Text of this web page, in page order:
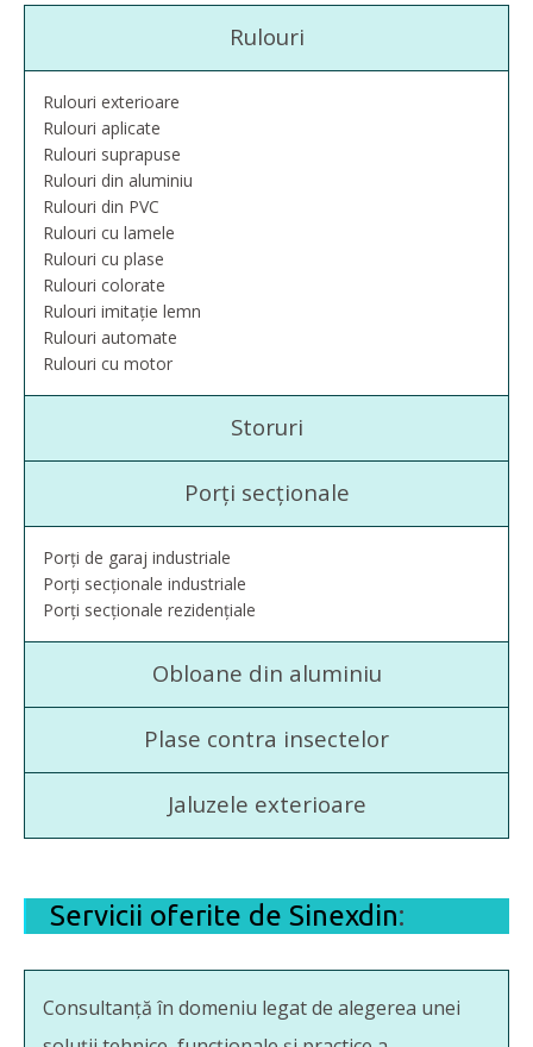
Rulouri
Rulouri exterioare
Rulouri aplicate
Rulouri suprapuse
Rulouri din aluminiu
Rulouri din PVC
Rulouri cu lamele
Rulouri cu plase
Rulouri colorate
Rulouri imitație lemn
Rulouri automate
Rulouri cu motor
Storuri
Porți secționale
Porți de garaj industriale
Porți secționale industriale
Porți secționale rezidențiale
Obloane din aluminiu
Plase contra insectelor
Jaluzele exterioare
Servicii oferite de Sinexdin:
Consultanță în domeniu legat de alegerea unei